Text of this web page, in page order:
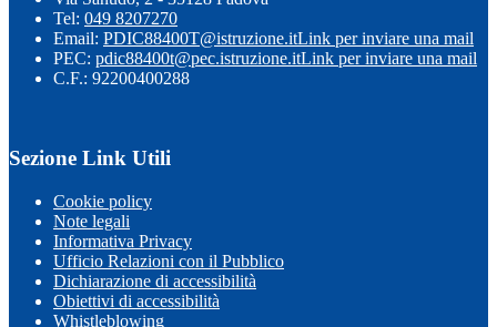
Tel: 049 8207270
Email: PDIC88400T@istruzione.itLink per inviare una mail
PEC: pdic88400t@pec.istruzione.itLink per inviare una mail
C.F.: 92200400288
Sezione Link Utili
Cookie policy
Note legali
Informativa Privacy
Ufficio Relazioni con il Pubblico
Dichiarazione di accessibilità
Obiettivi di accessibilità
Whistleblowing